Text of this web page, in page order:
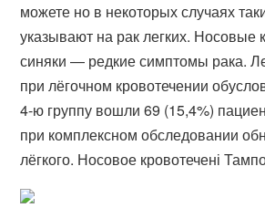
можете но в некоторых случаях
указывают на рак легких. Носовые
синяки — редкие симптомы рака.
при лёгочном кровотечении
4-​ю группу вошли 69 (15,4%)
при комплексном обследовании
лёгкого. Носовое кровотечені